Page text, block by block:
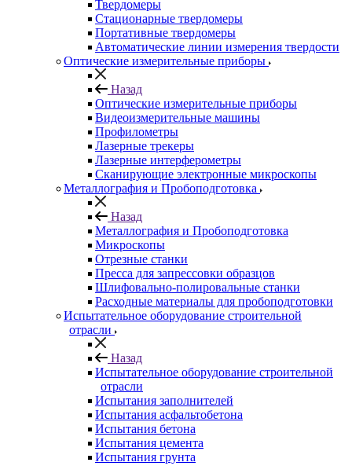
Твердомеры
Стационарные твердомеры
Портативные твердомеры
Автоматические линии измерения твердости
Оптические измерительные приборы
Назад
Оптические измерительные приборы
Видеоизмерительные машины
Профилометры
Лазерные трекеры
Лазерные интерферометры
Сканирующие электронные микроскопы
Металлография и Пробоподготовка
Назад
Металлография и Пробоподготовка
Микроскопы
Отрезные станки
Пресса для запрессовки образцов
Шлифовально-полировальные станки
Расходные материалы для пробоподготовки
Испытательное оборудование строительной
отрасли
Назад
Испытательное оборудование строительной
отрасли
Испытания заполнителей
Испытания асфальтобетона
Испытания бетона
Испытания цемента
Испытания грунта